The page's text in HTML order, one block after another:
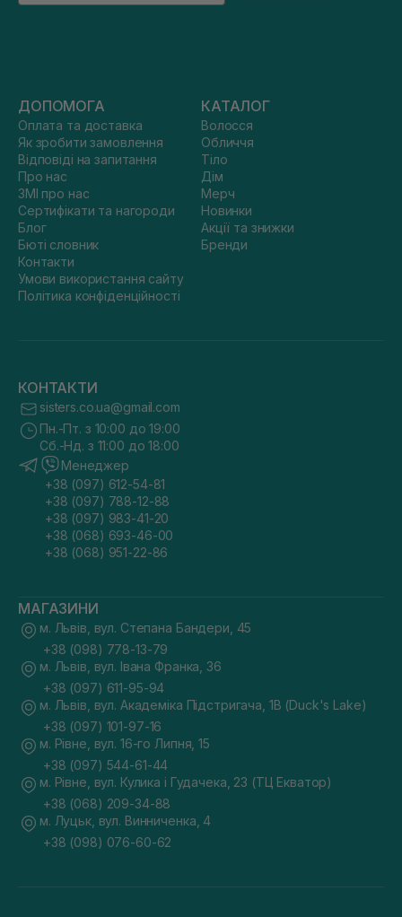
ДОПОМОГА
Оплата та доставка
Як зробити замовлення
Відповіді на запитання
Про нас
ЗМІ про нас
Сертифікати та нагороди
Блог
Бюті словник
Контакти
Умови використання сайту
Політика конфіденційності
КАТАЛОГ
Волосся
Обличчя
Тіло
Дім
Мерч
Новинки
Акції та знижки
Бренди
КОНТАКТИ
sisters.co.ua@gmail.com
Пн.-Пт. з 10:00 до 19:00
Сб.-Нд. з 11:00 до 18:00
Менеджер
+38 (097) 612-54-81
+38 (097) 788-12-88
+38 (097) 983-41-20
+38 (068) 693-46-00
+38 (068) 951-22-86
МАГАЗИНИ
м. Львів, вул. Степана Бандери, 45
+38 (098) 778-13-79
м. Львів, вул. Івана Франка, 36
+38 (097) 611-95-94
м. Львів, вул. Академіка Підстригача, 1В (Duck's Lake)
+38 (097) 101-97-16
м. Рівне, вул. 16-го Липня, 15
+38 (097) 544-61-44
м. Рівне, вул. Кулика і Гудачека, 23 (ТЦ Екватор)
+38 (068) 209-34-88
м. Луцьк, вул. Винниченка, 4
+38 (098) 076-60-62